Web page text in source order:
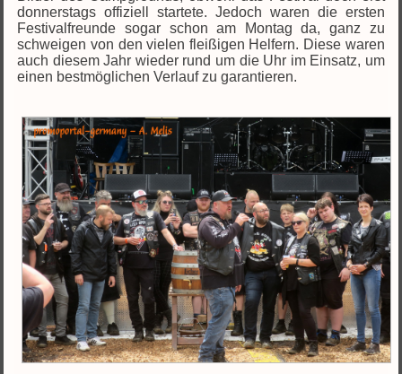
donnerstags offiziell startete. Jedoch waren die ersten
Festivalfreunde sogar schon am Montag da, ganz zu
schweigen von den vielen fleißigen Helfern. Diese waren
auch diesem Jahr wieder rund um die Uhr im Einsatz, um
einen bestmöglichen Verlauf zu garantieren.